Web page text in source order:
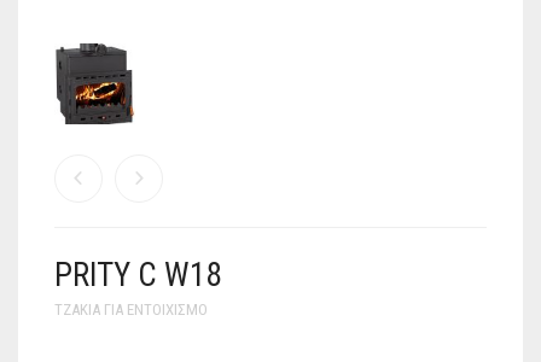
PRITY C W18
ΤΖΆΚΙΑ ΓΙΑ ΕΝΤΟΙΧΙΣΜΌ